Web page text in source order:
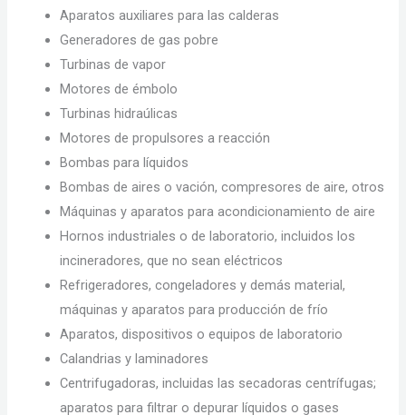
Aparatos auxiliares para las calderas
Generadores de gas pobre
Turbinas de vapor
Motores de émbolo
Turbinas hidraúlicas
Motores de propulsores a reacción
Bombas para líquidos
Bombas de aires o vación, compresores de aire, otros
Máquinas y aparatos para acondicionamiento de aire
Hornos industriales o de laboratorio, incluidos los
incineradores, que no sean eléctricos
Refrigeradores, congeladores y demás material,
máquinas y aparatos para producción de frío
Aparatos, dispositivos o equipos de laboratorio
Calandrias y laminadores
Centrifugadoras, incluidas las secadoras centrífugas;
aparatos para filtrar o depurar líquidos o gases